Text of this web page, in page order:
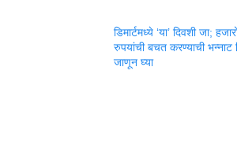
डिमार्टमध्ये ‘या’ दिवशी जा;
रुपयांची बचत करण्याची भन्नाट
जाणून घ्या